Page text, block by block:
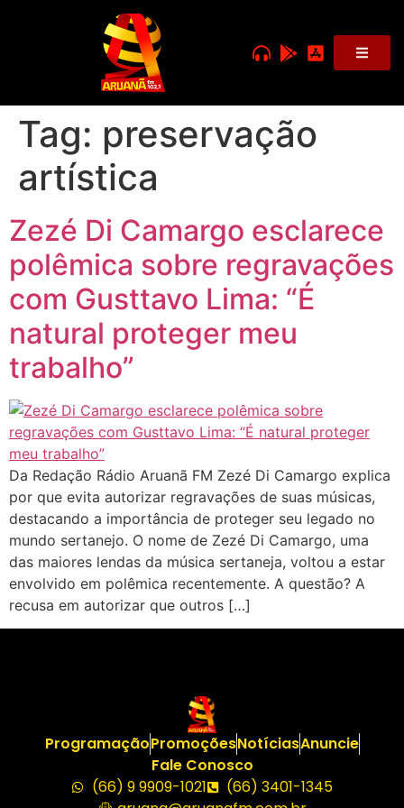
Tag: preservação
artística
Zezé Di Camargo esclarece
polêmica sobre regravações
com Gusttavo Lima: “É
natural proteger meu
trabalho”
Da Redação Rádio Aruanã FM Zezé Di Camargo explica
por que evita autorizar regravações de suas músicas,
destacando a importância de proteger seu legado no
mundo sertanejo. O nome de Zezé Di Camargo, uma
das maiores lendas da música sertaneja, voltou a estar
envolvido em polêmica recentemente. A questão? A
recusa em autorizar que outros […]
ProgramaçãoPromoçõesNotíciasAnuncie
Fale Conosco
(66) 9 9909-1021
(66) 3401-1345